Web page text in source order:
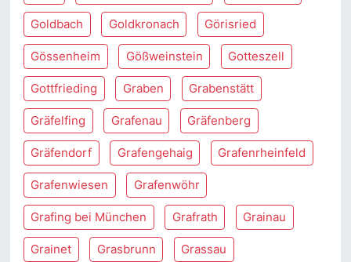
Goldbach Goldkronach Görisried
Gössenheim Gößweinstein Gotteszell
Gottfrieding Graben Grabenstätt
Gräfelfing Grafenau Gräfenberg
Gräfendorf Grafengehaig Grafenrheinfeld
Grafenwiesen Grafenwöhr
Grafing bei München Grafrath Grainau
Grainet Grasbrunn Grassau